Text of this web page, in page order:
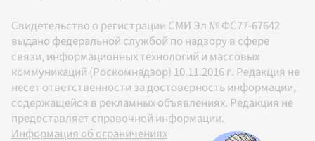
Свидетельство о регистрации СМИ Эл № ФС77-67642
выдано федеральной службой по надзору в сфере
связи, информационных технологий и массовых
коммуникаций (Роскомнадзор) 10.11.2016 г. Редакция не
несет ответственности за достоверность информации,
содержащейся в рекламных объявлениях. Редакция не
предоставляет справочной информации.
Информация об ограничениях